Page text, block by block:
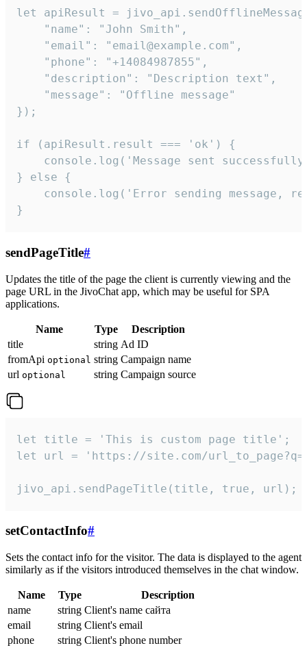
let apiResult =
    "name": "John Smith",
    "email": "email@example.com",
    "phone": "+14084987855",
    "description": "Description text",
    "message": "Offline message"
});
if (apiResult.result === 'ok') {
console.log('Message sent
} else {
console.log('Error sending message,
}
sendPageTitle#
Updates the title of the page the client is currently viewing and the
page URL in the JivoChat app, which may be useful for SPA
applications.
Name Type
Description
title
string Ad ID
fromApi optional string Campaign name
url optional string Campaign source
let title = 'This is custom page title';
let url = 'https://site.com/
jivo_api.sendPageTitle(title, true, url);
setContactInfo#
Sets the contact info for the visitor. The data is displayed to the agent
similarly as if the visitors introduced themselves in the chat window.
Name Type
Description
name
string Client's name сайта
email
string Client's email
phone
string Client's phone number